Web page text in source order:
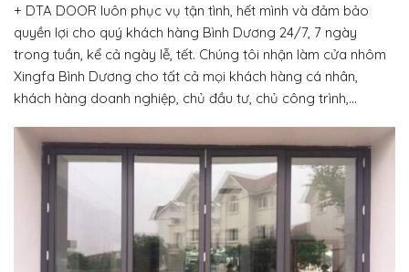
+ DTA DOOR luôn phục vụ tận tình, hết mình và đảm bảo
quyền lợi cho quý khách hàng Bình Dương 24/7, 7 ngày
trong tuần, kể cả ngày lễ, tết. Chúng tôi nhận làm cửa nhôm
Xingfa Bình Dương cho tất cả mọi khách hàng cá nhân,
khách hàng doanh nghiệp, chủ đầu tư, chủ công trình,…